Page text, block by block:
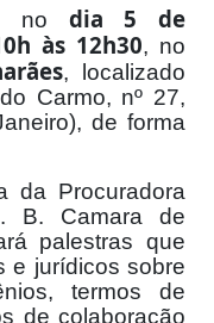
no dia 5 de
às 12h30, no
, localizado
Carmo, nº 27,
de forma
da Procuradora
B. Camara de
palestras que
e jurídicos sobre
termos de
de colaboração